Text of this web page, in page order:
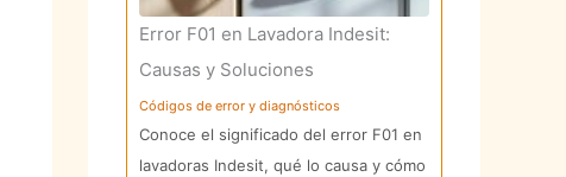
Error F01 en Lavadora Indesit:
Causas y Soluciones
Códigos de error y diagnósticos
Conoce el significado del error F01 en
lavadoras Indesit, qué lo causa y cómo